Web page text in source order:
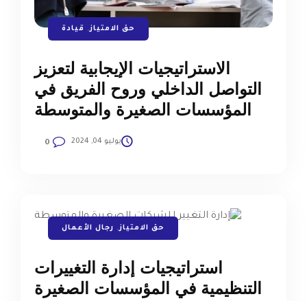
حق الامتياز, قيادة
الاستراتيجيات الإيجابية لتعزيز
التواصل الداخلي وروح الفريق في
المؤسسات الصغيرة والمتوسطة
يوليو 04, 2024 0
حق الامتياز, رجال الأعمال
استراتيجيات إدارة التغييرات
التنظيمية في المؤسسات الصغيرة